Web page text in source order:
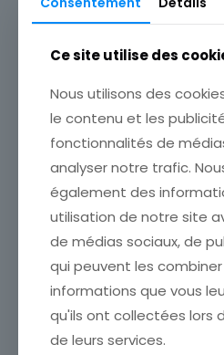
Pin-up
Sous-thème
CPA REPRO FEMME NU MI
FIGUE MI RAISIN
ETAT VOIR SCAN Cumulez
vos achats en visitant ma
Ce site utilise des
Nous utilisons des
le contenu et les
fonctionnalités de
analyser notre trafic.
également des
utilisation de notre site
de médias sociaux, de
qui peuvent les
informations que vous
qu'ils ont collectées lors
de leurs services.